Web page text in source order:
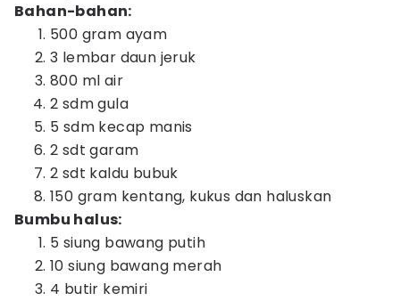
Bahan-bahan:
500 gram ayam
3 lembar daun jeruk
800 ml air
2 sdm gula
5 sdm kecap manis
2 sdt garam
2 sdt kaldu bubuk
150 gram kentang, kukus dan haluskan
Bumbu halus:
5 siung bawang putih
10 siung bawang merah
4 butir kemiri